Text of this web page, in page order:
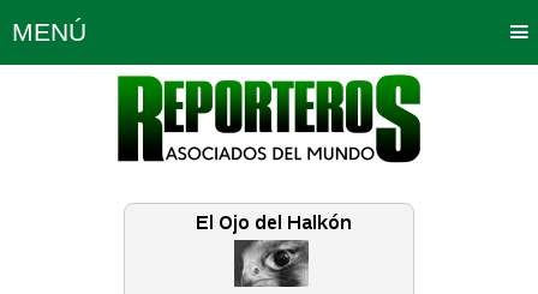
MENÚ
Política Opinión Bogotá
Planeta Tierra Deportes
Educación Neira